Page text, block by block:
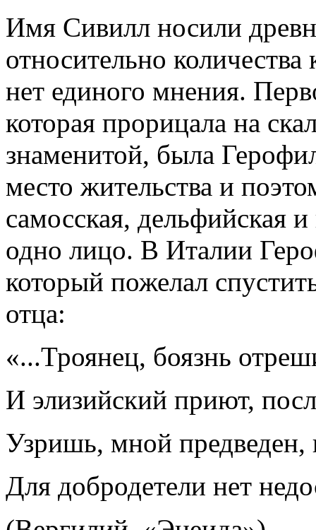
Имя Сивилл носили
относительно
нет единого мнения.
которая прорицала на
знаменитой, была
место жительства и
самосская, дельфийская
одно лицо. В Италии
который пожелал
отца:
«...Троянец, боязнь
И элизийский приют,
Узришь, мной предведен,
Для добродетели нет